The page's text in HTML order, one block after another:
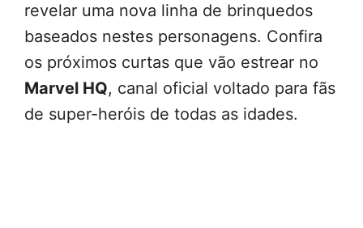
revelar uma nova linha de brinquedos
baseados nestes personagens. Confira
os próximos curtas que vão estrear no
Marvel HQ, canal oficial voltado para fãs
de super-heróis de todas as idades.